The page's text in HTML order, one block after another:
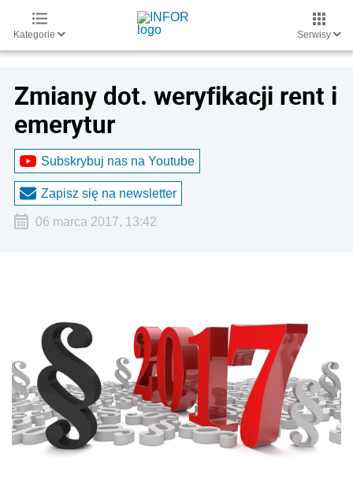
Kategorie Serwisy
Zmiany dot. weryfikacji rent i
emerytur
Subskrybuj nas na Youtube
Zapisz się na newsletter
06 marca 2017, 13:42